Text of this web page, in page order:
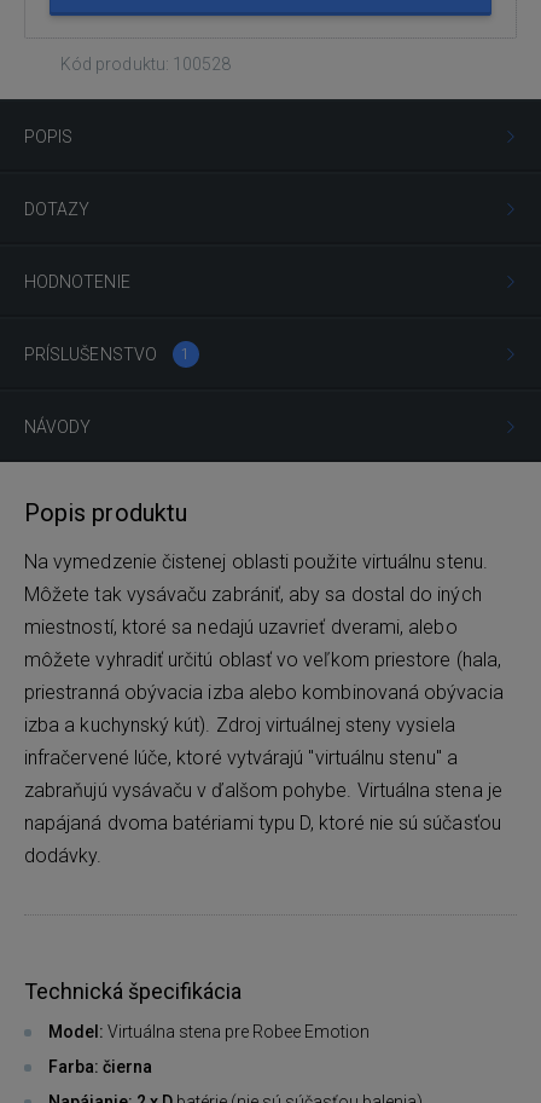
Kód produktu: 100528
POPIS
DOTAZY
HODNOTENIE
PRÍSLUŠENSTVO 1
NÁVODY
Popis produktu
Na vymedzenie čistenej oblasti použite virtuálnu stenu.
Môžete tak vysávaču zabrániť, aby sa dostal do iných
miestností, ktoré sa nedajú uzavrieť dverami, alebo
môžete vyhradiť určitú oblasť vo veľkom priestore (hala,
priestranná obývacia izba alebo kombinovaná obývacia
izba a kuchynský kút). Zdroj virtuálnej steny vysiela
infračervené lúče, ktoré vytvárajú "virtuálnu stenu" a
zabraňujú vysávaču v ďalšom pohybe. Virtuálna stena je
napájaná dvoma batériami typu D, ktoré nie sú súčasťou
dodávky.
Technická špecifikácia
Model: Virtuálna stena pre Robee Emotion
Farba: čierna